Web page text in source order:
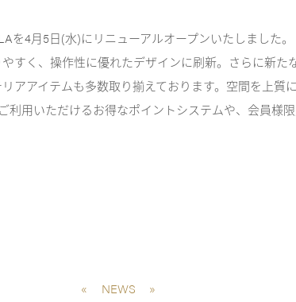
を4月5日(水)にリニューアルオープンいたしました。
すく、操作性に優れたデザインに刷新。さらに新
アアイテムも多数取り揃えております。空間を上質
利用いただけるお得なポイントシステムや、会員様
« NEWS »